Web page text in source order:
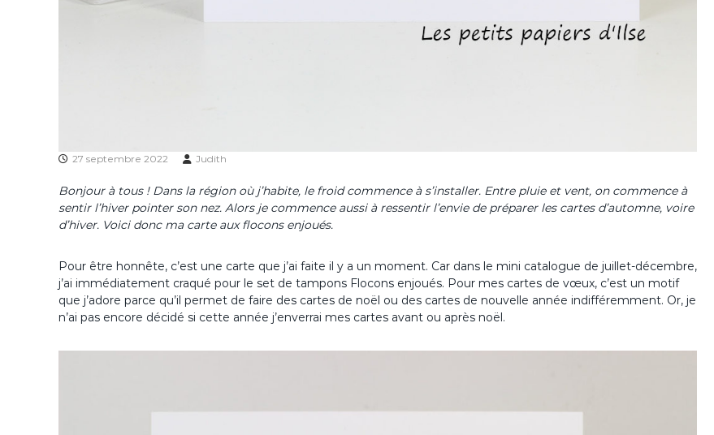
27 septembre 2022 Judith
Bonjour à tous ! Dans la région où j’habite, le froid commence à s’installer. Entre pluie et vent, on commence à
sentir l’hiver pointer son nez. Alors je commence aussi à ressentir l’envie de préparer les cartes d’automne, voire
d’hiver. Voici donc ma carte aux flocons enjoués.
Pour être honnête, c’est une carte que j’ai faite il y a un moment. Car dans le mini catalogue de juillet-décembre,
j’ai immédiatement craqué pour le set de tampons Flocons enjoués. Pour mes cartes de vœux, c’est un motif
que j’adore parce qu’il permet de faire des cartes de noël ou des cartes de nouvelle année indifféremment. Or, je
n’ai pas encore décidé si cette année j’enverrai mes cartes avant ou après noël.